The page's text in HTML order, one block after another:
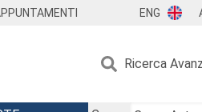
ENG
Ricerca